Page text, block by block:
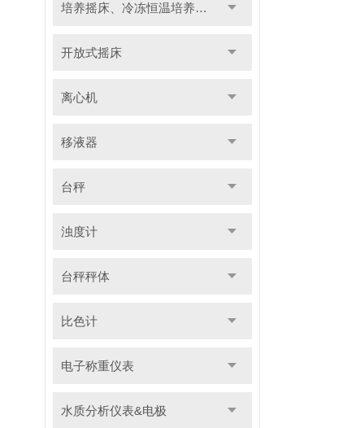
培养摇床、冷冻恒温培养摇床
开放式摇床
离心机
移液器
台秤
浊度计
台秤秤体
比色计
电子称重仪表
水质分析仪表&电极